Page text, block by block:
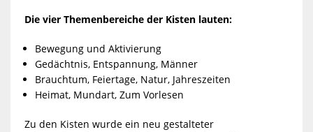
Die vier Themenbereiche der Kisten lauten:
Bewegung und Aktivierung
Gedächtnis, Entspannung, Männer
Brauchtum, Feiertage, Natur, Jahreszeiten
Heimat, Mundart, Zum Vorlesen
Zu den Kisten wurde ein neu gestalteter